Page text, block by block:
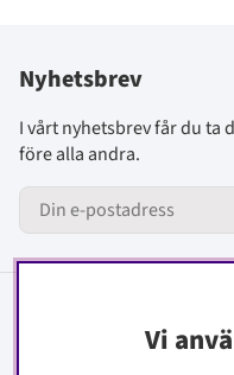
Nyhetsbrev
I vårt nyhetsbrev får du ta
före alla andra.
Vi